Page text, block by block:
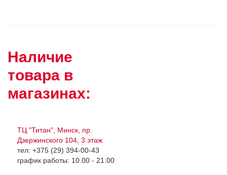
Наличие
товара в
магазинах:
ТЦ "Титан", Минск, пр.
Дзержинского 104, 3 этаж
тел: +375 (29) 394-00-43
график работы: 10.00 - 21.00